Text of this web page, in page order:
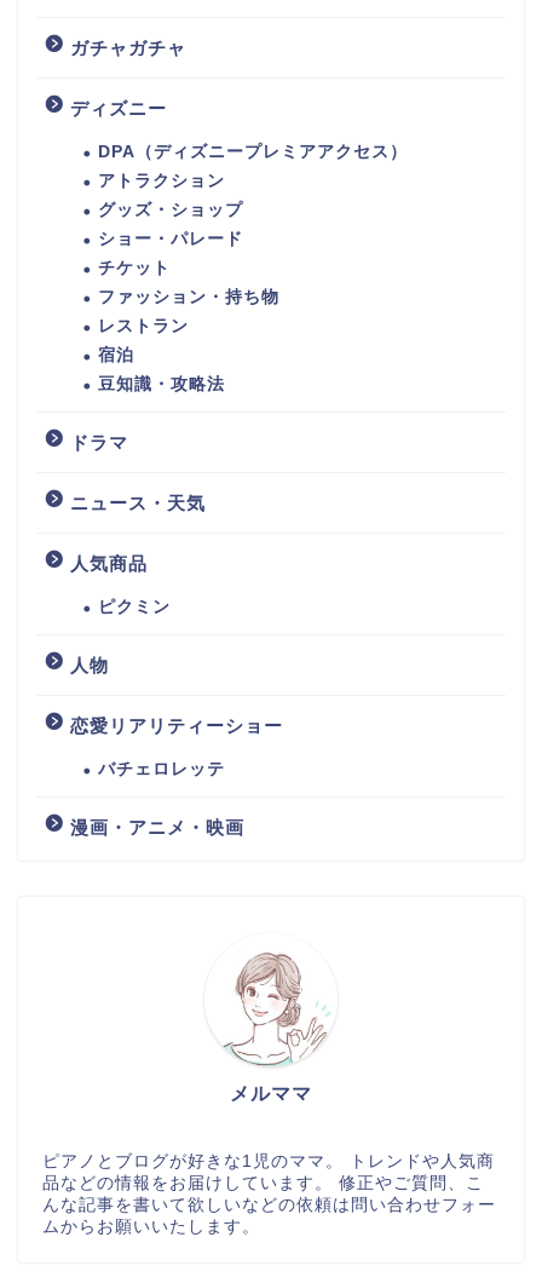
ガチャガチャ
ディズニー
DPA（ディズニープレミアアクセス）
アトラクション
グッズ・ショップ
ショー・パレード
チケット
ファッション・持ち物
レストラン
宿泊
豆知識・攻略法
ドラマ
ニュース・天気
人気商品
ピクミン
人物
恋愛リアリティーショー
バチェロレッテ
漫画・アニメ・映画
メルママ
ピアノとブログが好きな1児のママ。 トレンドや人気商
品などの情報をお届けしています。 修正やご質問、こ
んな記事を書いて欲しいなどの依頼は問い合わせフォー
ムからお願いいたします。